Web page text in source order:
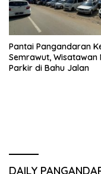
Pantai Pangandaran
Semrawut, Wisatawan
Parkir di Bahu Jalan
DAILY